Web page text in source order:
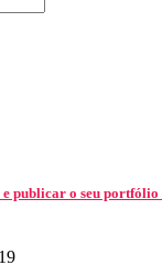
publicar o seu